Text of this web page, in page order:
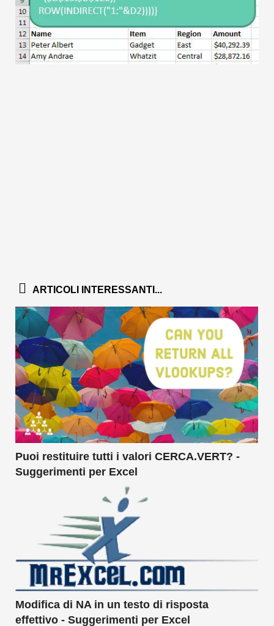
ARTICOLI INTERESSANTI...
Puoi restituire tutti i valori CERCA.VERT? -
Suggerimenti per Excel
Modifica di NA in un testo di risposta
effettivo - Suggerimenti per Excel